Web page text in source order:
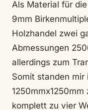
Als Material für
9mm
Holzhandel zwei
Abmessungen
allerdings zum
Somit standen
komplett zu vier